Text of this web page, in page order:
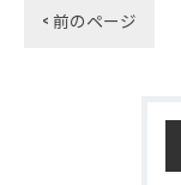
< 前のページ